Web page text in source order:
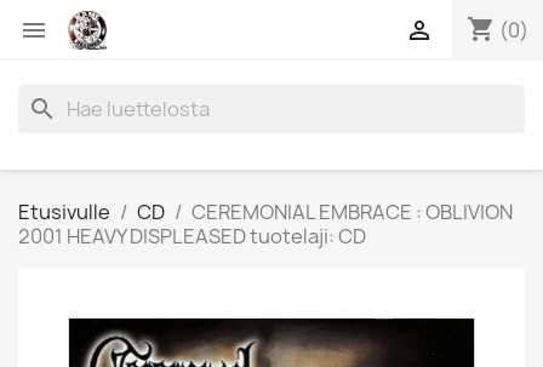
 shopping_cart (0)

search
Etusivulle CD
CEREMONIAL EMBRACE : OBLIVION
2001 HEAVY DISPLEASED tuotelaji: CD